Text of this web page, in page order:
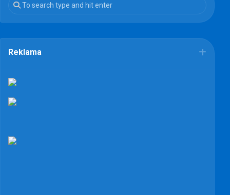
Reklama